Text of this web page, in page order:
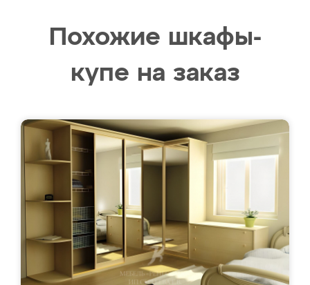
Похожие шкафы-
купе на заказ